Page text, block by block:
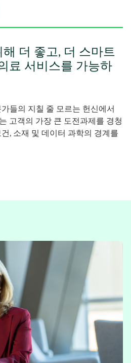
더 좋고, 더 스마트
료 서비스를 가능하
들의 지칠 줄 모르는 헌신에서
고객의 가장 큰 도전과제를 경청
, 소재 및 데이터 과학의 경계를